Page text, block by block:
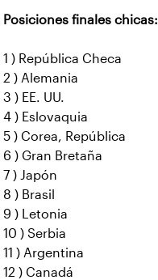
Posiciones finales chicas:
1 ) República Checa
2 ) Alemania
3 ) EE. UU.
4 ) Eslovaquia
5 ) Corea, República
6 ) Gran Bretaña
7 ) Japón
8 ) Brasil
9 ) Letonia
10 ) Serbia
11 ) Argentina
12 ) Canadá